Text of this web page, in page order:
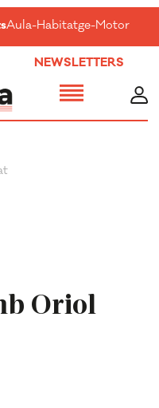
Aula-Habitatge-Motor-
NEWSLETTERS
Oriol